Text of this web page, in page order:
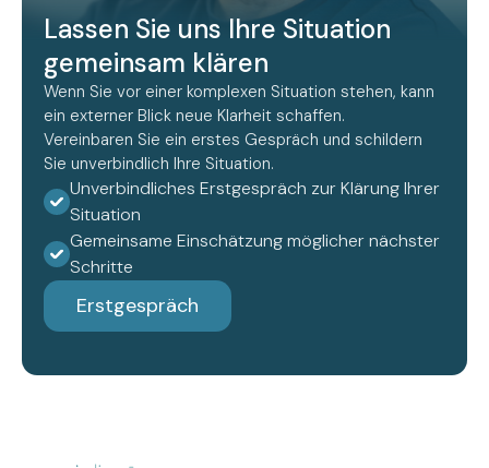
Lassen Sie uns Ihre Situation
gemeinsam klären
Wenn Sie vor einer komplexen Situation stehen, kann
ein externer Blick neue Klarheit schaffen.
Vereinbaren Sie ein erstes Gespräch und schildern
Sie unverbindlich Ihre Situation.
Unverbindliches Erstgespräch zur Klärung Ihrer
Situation
Gemeinsame Einschätzung möglicher nächster
Schritte
Erstgespräch